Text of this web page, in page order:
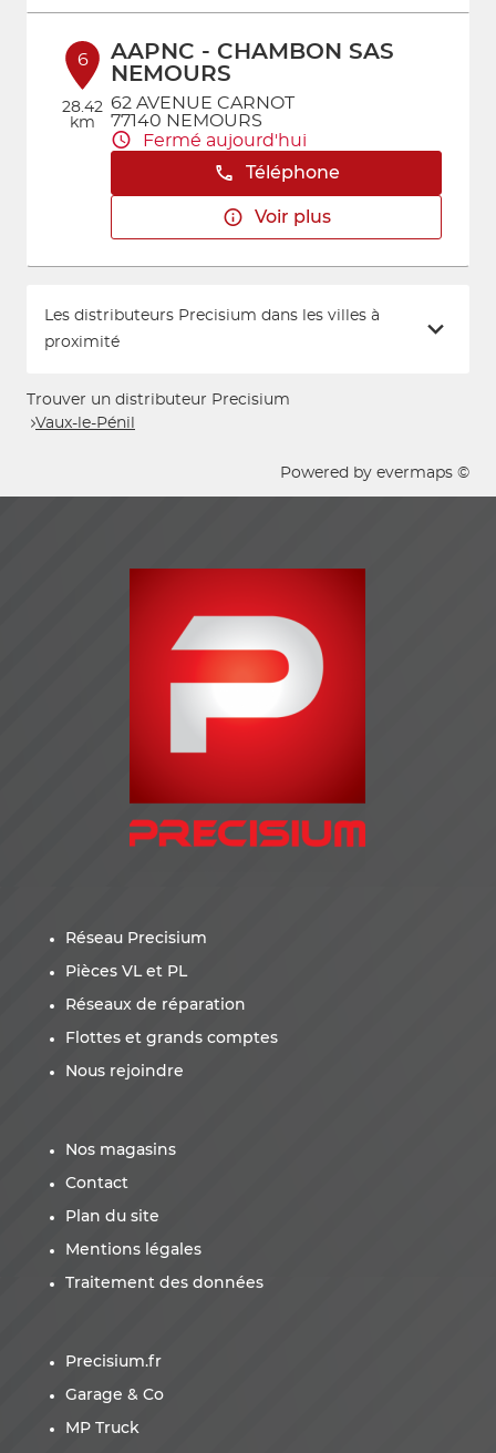
6
28.42
km
AAPNC - CHAMBON SAS
NEMOURS
62 AVENUE CARNOT
77140 NEMOURS
Fermé aujourd'hui
Téléphone
Voir plus
Les distributeurs Precisium dans les villes à
proximité
Trouver un distributeur Precisium
Vaux-le-Pénil
Powered by evermaps ©
Réseau Precisium
Pièces VL et PL
Réseaux de réparation
Flottes et grands comptes
Nous rejoindre
Nos magasins
Contact
Plan du site
Mentions légales
Traitement des données
Precisium.fr
Garage & Co
MP Truck